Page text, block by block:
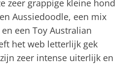
zeer grappige kleine hond
Aussiedoodle, een mix
een Toy Australian
het web letterlijk gek
zeer intense uiterlijk en